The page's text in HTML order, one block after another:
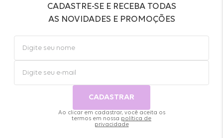
CADASTRE-SE E RECEBA TODAS
AS NOVIDADES E PROMOÇÕES
CADASTRAR
Ao clicar em cadastrar, você aceita os
termos em nossa política de
privacidade